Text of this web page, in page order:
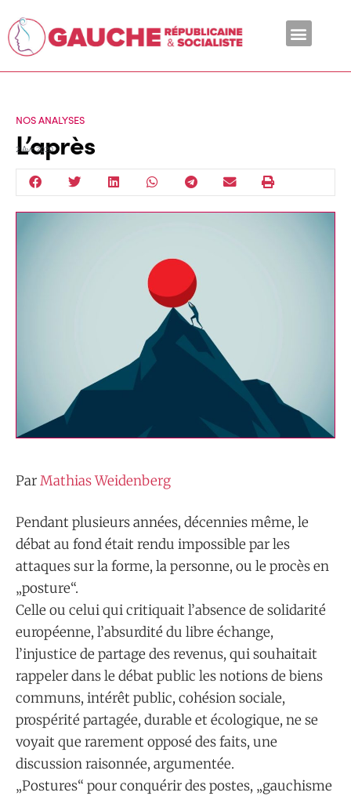
NOS ANALYSES
L’après
2 Avr 2020
ParMathias Weidenberg
Pendant plusieurs années, décennies même, le
débat au fond était rendu impossible par les
attaques sur la forme, la personne, ou le procès en
„posture“.
Celle ou celui qui critiquait l’absence de solidarité
européenne, l’absurdité du libre échange,
l’injustice de partage des revenus, qui souhaitait
rappeler dans le débat public les notions de biens
communs, intérêt public, cohésion sociale,
prospérité partagée, durable et écologique, ne se
voyait que rarement opposé des faits, une
discussion raisonnée, argumentée.
„Postures“ pour conquérir des postes, „gauchisme